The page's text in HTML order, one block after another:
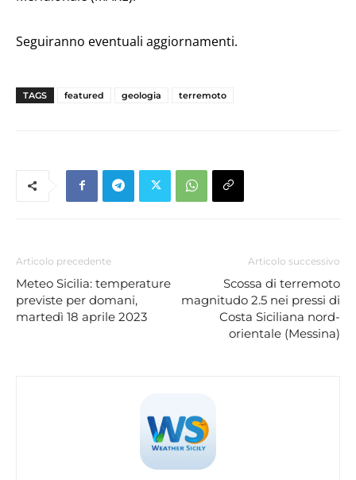
Seguiranno eventuali aggiornamenti.
TAGS featured geologia terremoto
Articolo precedente
Meteo Sicilia: temperature
previste per domani,
martedì 18 aprile 2023
Articolo successivo
Scossa di terremoto
magnitudo 2.5 nei pressi di
Costa Siciliana nord-
orientale (Messina)